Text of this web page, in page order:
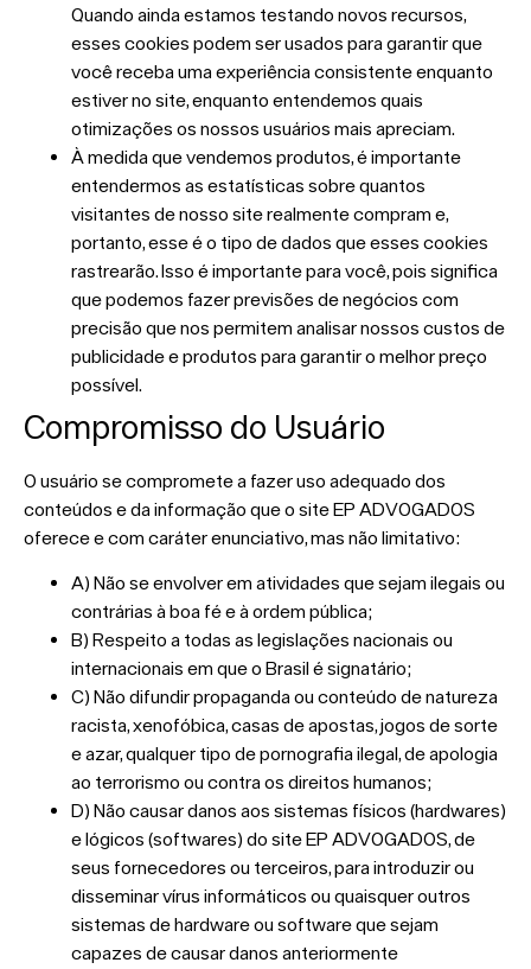
Quando ainda estamos testando novos recursos,
esses cookies podem ser usados ​​para garantir que
você receba uma experiência consistente enquanto
estiver no site, enquanto entendemos quais
otimizações os nossos usuários mais apreciam.
À medida que vendemos produtos, é importante
entendermos as estatísticas sobre quantos
visitantes de nosso site realmente compram e,
portanto, esse é o tipo de dados que esses cookies
rastrearão. Isso é importante para você, pois significa
que podemos fazer previsões de negócios com
precisão que nos permitem analisar nossos custos de
publicidade e produtos para garantir o melhor preço
possível.
Compromisso do Usuário
O usuário se compromete a fazer uso adequado dos
conteúdos e da informação que o site EP ADVOGADOS
oferece e com caráter enunciativo, mas não limitativo:
A) Não se envolver em atividades que sejam ilegais ou
contrárias à boa fé e à ordem pública;
B) Respeito a todas as legislações nacionais ou
internacionais em que o Brasil é signatário;
C) Não difundir propaganda ou conteúdo de natureza
racista, xenofóbica, casas de apostas, jogos de sorte
e azar, qualquer tipo de pornografia ilegal, de apologia
ao terrorismo ou contra os direitos humanos;
D) Não causar danos aos sistemas físicos (hardwares)
e lógicos (softwares) do site EP ADVOGADOS, de
seus fornecedores ou terceiros, para introduzir ou
disseminar vírus informáticos ou quaisquer outros
sistemas de hardware ou software que sejam
capazes de causar danos anteriormente